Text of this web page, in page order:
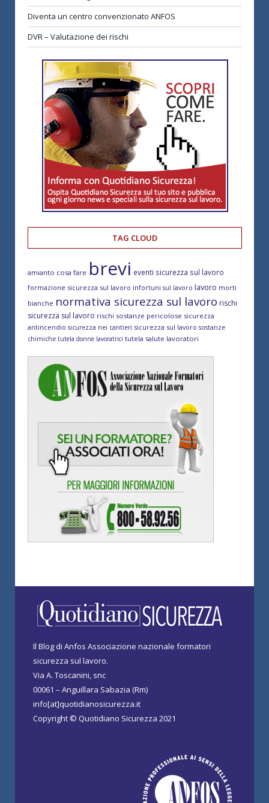
Diventa un centro convenzionato ANFOS
DVR – Valutazione dei rischi
TAG CLOUD
amianto cosa fare brevi eventi sicurezza sul lavoro
formazione sicurezza sul lavoro infortuni sul lavoro lavoro morti
bianche normativa sicurezza sul lavoro rischi
sicurezza sul lavoro rischi sostanze pericolose sicurezza
antincendio sicurezza nei cantieri sicurezza sul lavoro sostanze
chimiche tutela donne lavoratrici tutela salute lavoratori
Il Blog di Anfos Associazione nazionale formatori
sicurezza sul lavoro.
Via A. Toscanini, snc
00061 – Anguillara Sabazia (Rm)
info[at]quotidianosicurezza.it
Copyright © Quotidiano Sicurezza 2021